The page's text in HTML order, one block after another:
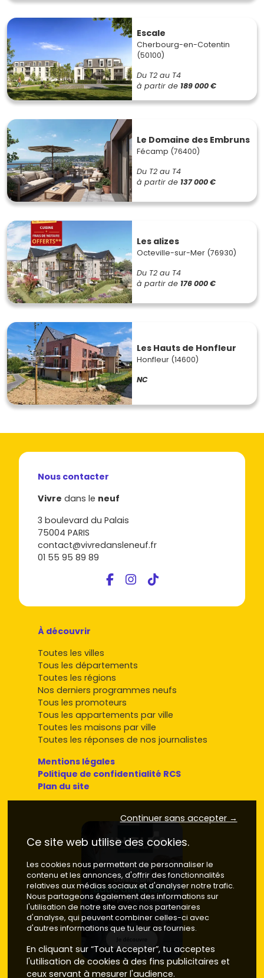
Escale
Cherbourg-en-Cotentin
(50100)
Du T2 au T4
à partir de 189 000 €
Le Domaine des Embruns
Fécamp (76400)
Du T2 au T4
à partir de 137 000 €
Les alizes
Octeville-sur-Mer (76930)
Du T2 au T4
à partir de 176 000 €
Les Hauts de Honfleur
Honfleur (14600)
NC
Nous contacter
Vivre dans le neuf
3 boulevard du Palais
75004 PARIS
contact@vivredansleneuf.fr
01 55 95 89 89
À découvrir
Toutes les villes
Tous les départements
Toutes les régions
Nos derniers programmes neufs
Tous les promoteurs
Tous les appartements par ville
Toutes les maisons par ville
Toutes les réponses de nos journalistes
Mentions légales
Politique de confidentialité RCS
Plan du site
Continuer sans accepter →
Ce site web utilise des cookies.
Les cookies nous permettent de personnaliser le
contenu et les annonces, d'offrir des fonctionnalités
relatives aux médias sociaux et d'analyser notre trafic.
Nous partageons également des informations sur
l'utilisation de notre site avec nos partenaires
d'analyse, qui peuvent combiner celles-ci avec
d'autres informations que tu leur as fournies.
En cliquant sur “Tout Accepter”, tu acceptes
l'utilisation de cookies à des fins publicitaires et
ceux servant à mesurer l'audience.